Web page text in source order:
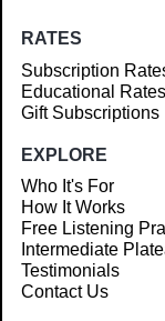
RATES
Subscription
Educational Rates
Gift Subscriptions
EXPLORE
Who It's For
How It Works
Free Listening
Intermediate
Testimonials
Contact Us